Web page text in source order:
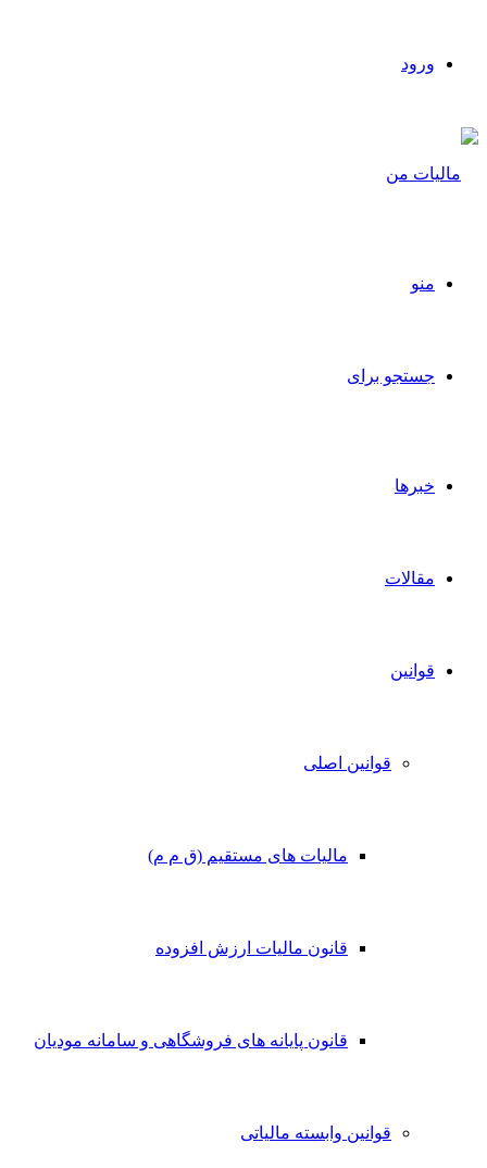
ورود
منو
جستجو برای
خبرها
مقالات
قوانین
قوانین اصلی
مالیات های مستقیم (ق م م)
قانون مالیات ارزش افزوده
قانون پایانه های فروشگاهی و سامانه مودیان
قوانین وابسته مالیاتی